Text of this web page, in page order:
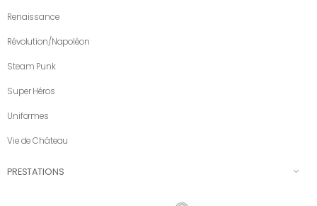
Renaissance
Révolution/Napoléon
Steam Punk
Super Héros
Uniformes
Vie de Château
PRESTATIONS